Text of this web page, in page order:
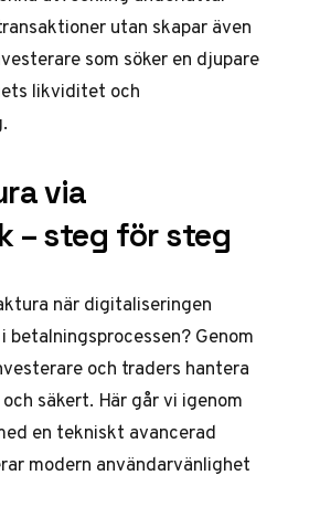
utan skapar även
som söker en djupare
likviditet och
via
– steg för steg
när digitaliseringen
betalningsprocessen? Genom
och traders hantera
säkert. Här går vi igenom
en tekniskt avancerad
modern användarvänlighet